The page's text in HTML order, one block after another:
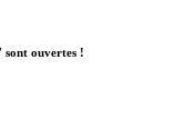
sont ouvertes !